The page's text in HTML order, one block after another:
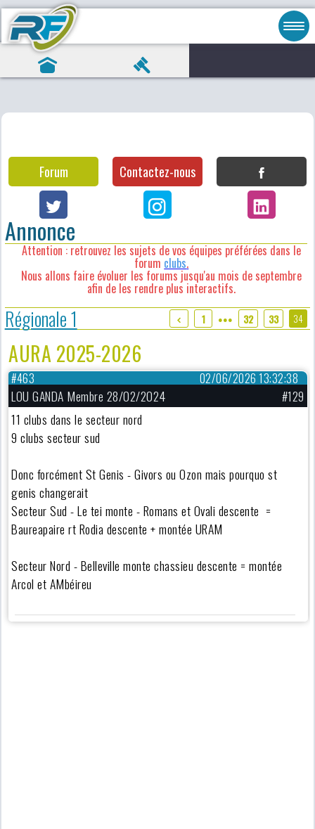
Forum Contactez-nous
Annonce
Attention : retrouvez les sujets de vos équipes préférées dans le
forum clubs.
Nous allons faire évoluer les forums jusqu'au mois de septembre
afin de les rendre plus interactifs.
Régionale 1 1 ●●● 32 33 34
AURA 2025-2026
02/06/2026 13:32:38
#463
LOU GANDA Membre 28/02/2024
#129
11 clubs dans le secteur nord
9 clubs secteur sud
Donc forcément St Genis - Givors ou Ozon mais pourquo st
genis changerait
Secteur Sud - Le tei monte - Romans et Ovali descente =
Baureapaire rt Rodia descente + montée URAM
Secteur Nord - Belleville monte chassieu descente = montée
Arcol et AMbéireu